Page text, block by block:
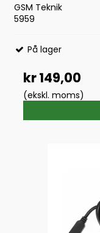
GSM Teknik
5959
På lager
kr 149,00
(ekskl. moms)